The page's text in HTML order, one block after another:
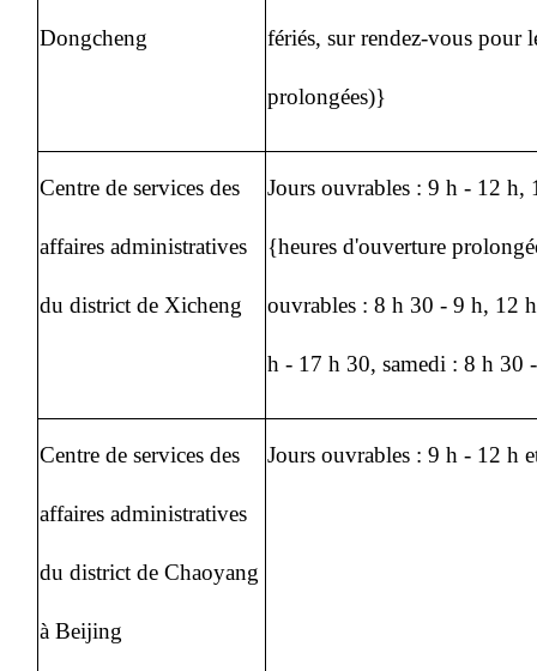
Dongcheng fériés, sur rendez-vous pour
prolongées)}
Centre de services des
affaires administratives
du district de Xicheng
Jours ouvrables : 9 h - 12 h,
{heures d'ouverture
ouvrables : 8 h 30 - 9 h, 12
h - 17 h 30, samedi : 8 h 30
Centre de services des
affaires administratives
du district de Chaoyang
à Beijing
Jours ouvrables : 9 h - 12 h